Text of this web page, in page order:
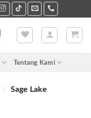
Tentang Kami
/ Sage Lake